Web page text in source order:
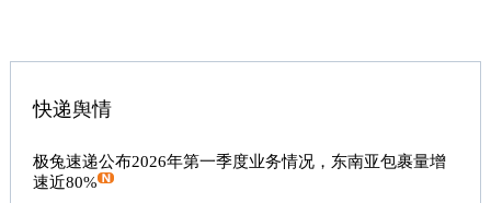
快递舆情
极兔速递公布2026年第一季度业务情况，东南亚包裹量增
速近80%